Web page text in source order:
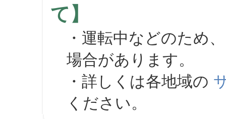
て】
・運転中などのため
場合があります。
・詳しくは各地域の
ください。